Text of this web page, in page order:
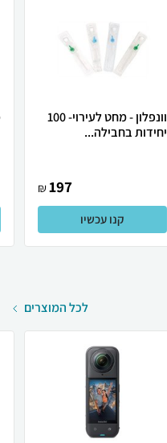
וונפלון - מחט לעירוי- 100
יחידות בחבילה...
197
₪
קנו עכשיו
לכל המוצרים